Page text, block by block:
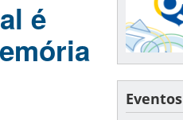
é
Eventos